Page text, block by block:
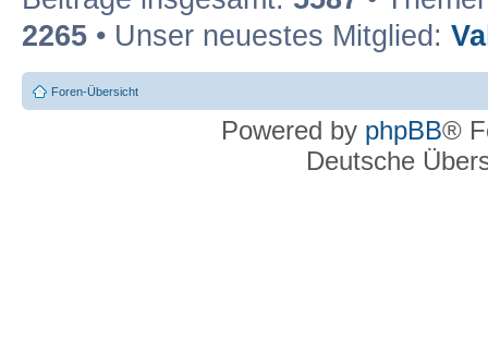
2265 • Unser neuestes Mitglied:
Foren-Übersicht
Powered by phpBB®
Deutsche